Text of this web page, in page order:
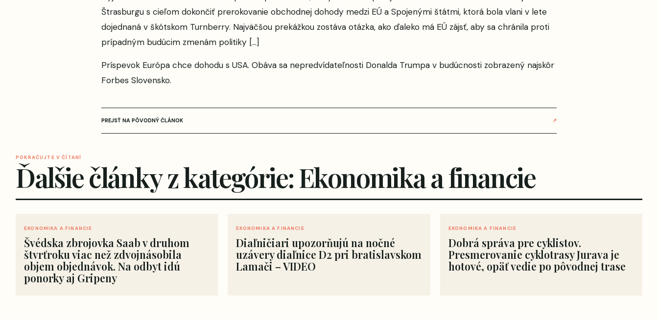
Štrasburgu s cieľom dokončiť prerokovanie obchodnej dohody medzi EÚ a Spojenými štátmi, ktorá bola vlani v lete
dojednaná v škótskom Turnberry. Najväčšou prekážkou zostáva otázka, ako ďaleko má EÚ zájsť, aby sa chránila proti
prípadným budúcim zmenám politiky […]
Príspevok Európa chce dohodu s USA. Obáva sa nepredvídateľnosti Donalda Trumpa v budúcnosti zobrazený najskôr
Forbes Slovensko.
PREJSŤ NA PÔVODNÝ ČLÁNOK ↗
POKRAČUJTE V ČÍTANÍ
Ďalšie články z kategórie: Ekonomika a financie
EKONOMIKA A FINANCIE
Švédska zbrojovka Saab v druhom
štvrťroku viac než zdvojnásobila
objem objednávok. Na odbyt idú
ponorky aj Gripeny
EKONOMIKA A FINANCIE
Diaľničiari upozorňujú na nočné
uzávery diaľnice D2 pri bratislavskom
Lamači – VIDEO
EKONOMIKA A FINANCIE
Dobrá správa pre cyklistov.
Presmerovanie cyklotrasy Jurava je
hotové, opäť vedie po pôvodnej trase